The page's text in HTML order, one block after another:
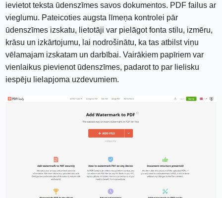
ievietot teksta ūdenszīmes savos dokumentos. PDF failus ar
vieglumu. Pateicoties augsta līmeņa kontrolei pār
ūdenszīmes izskatu, lietotāji var pielāgot fonta stilu, izmēru,
krāsu un izkārtojumu, lai nodrošinātu, ka tas atbilst viņu
vēlamajam izskatam un darbībai. Vairākiem papīriem var
vienlaikus pievienot ūdenszīmes, padarot to par lielisku
iespēju lielapjoma uzdevumiem.